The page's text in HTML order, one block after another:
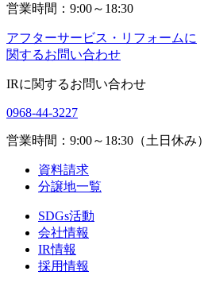
営業時間：9:00～18:30
アフターサービス・リフォームに
関するお問い合わせ
IRに関するお問い合わせ
0968-44-3227
営業時間：9:00～18:30（土日休み）
資料請求
分譲地一覧
SDGs活動
会社情報
IR情報
採用情報